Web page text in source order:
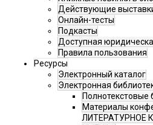
Действующие
Онлайн-тесты
Подкасты
Доступная
Правила пользования
Ресурсы
Электронный каталог
Электронная
Полнотекстовые
Материалы
ЛИТЕРАТУРНОЕ